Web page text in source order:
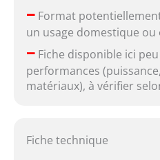
–Format
un usage domestique ou
–Fiche disponible ici
performances
matériaux), à vérifier
Fiche technique